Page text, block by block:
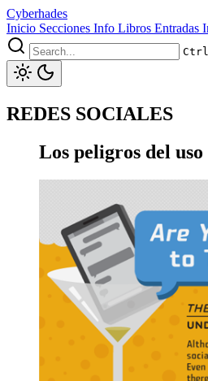
Cyberhades
Inicio Secciones Info Libros Entradas
REDES SOCIALES
Los peligros del uso